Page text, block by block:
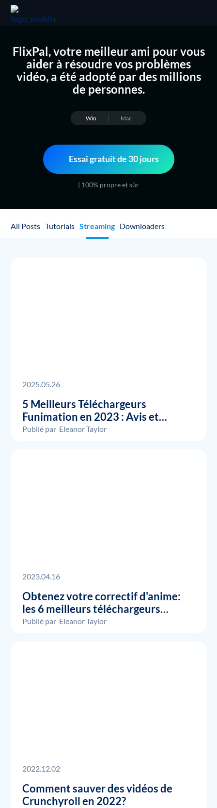
FlixPal, votre meilleur ami pour vous
aider à résoudre vos problèmes
vidéo, a été adopté par des millions
de personnes.
Win Mac
Essai gratuit de 30 jours
| 100% propre et sûr
All Posts Tutorials Streaming Downloaders
2025.05.26
5 Meilleurs Téléchargeurs
Funimation en 2023 : Avis et
Comparaison
Publié par Eleanor Taylor
2023.04.16
Obtenez votre correctif d'anime:
les 6 meilleurs téléchargeurs
Crunchyroll pour 2023
Publié par Eleanor Taylor
2022.12.02
Comment sauver des vidéos de
Crunchyroll en 2022?